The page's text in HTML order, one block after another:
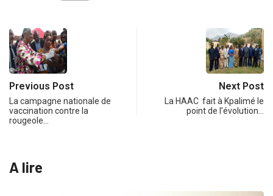
Previous Post
La campagne nationale de
vaccination contre la
rougeole…
Next Post
La HAAC fait à Kpalimé le
point de l’évolution…
A lire